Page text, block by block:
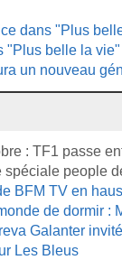
dans "Plus
"Plus belle la vie"
un nouveau
: TF1 passe
spéciale people
BFM TV en
de dormir :
Galanter
Les Bleus